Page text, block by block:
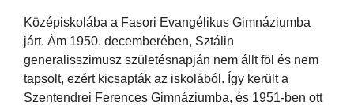
Középiskolába a Fasori Evangélikus Gimnáziumba
járt. Ám 1950. decemberében, Sztálin
generalisszimusz születésnapján nem állt föl és nem
tapsolt, ezért kicsapták az iskolából. Így került a
Szentendrei Ferences Gimnáziumba, és 1951-ben ott